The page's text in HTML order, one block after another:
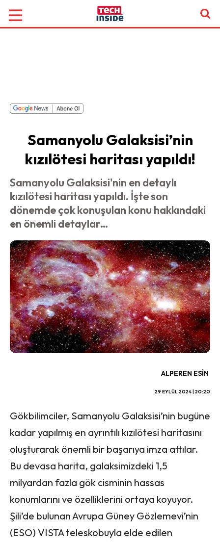
Samanyolu Galaksisi’nin
kızılötesi haritası yapıldı!
Samanyolu Galaksisi'nin en detaylı
kızılötesi haritası yapıldı. İşte son
dönemde çok konuşulan konu hakkındaki
en önemli detaylar…
ALPEREN ESIN
29 EYLÜL 2024 | 20:20
Gökbilimciler, Samanyolu Galaksisi’nin bugüne
kadar yapılmış en ayrıntılı kızılötesi haritasını
oluşturarak önemli bir başarıya imza attılar.
Bu devasa harita, galaksimizdeki 1,5
milyardan fazla gök cisminin hassas
konumlarını ve özelliklerini ortaya koyuyor.
Şili’de bulunan Avrupa Güney Gözlemevi’nin
(ESO) VISTA teleskobuyla elde edilen